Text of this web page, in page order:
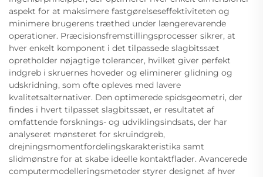
aspekt for at maksimere fastgørelseseffektiviteten og
minimere brugerens træthed under længerevarende
operationer. Præcisionsfremstillingsprocesser sikrer, at
hver enkelt komponent i det tilpassede slagbitssæt
opretholder nøjagtige tolerancer, hvilket giver perfekt
indgreb i skruernes hoveder og eliminerer glidning og
udskridning, som ofte opleves med lavere
kvalitetsalternativer. Den optimerede spidsgeometri, der
findes i hvert tilpasset slagbitssæt, er resultatet af
omfattende forsknings- og udviklingsindsats, der har
analyseret mønsteret for skruindgreb,
drejningsmomentfordelingskarakteristika samt
slidmønstre for at skabe ideelle kontaktflader. Avancerede
computermodelleringsmetoder styrer designet af hver